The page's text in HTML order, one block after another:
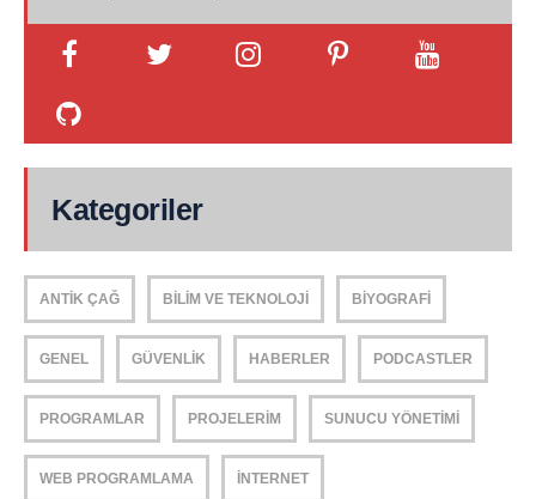
Kategoriler
ANTIK ÇAĞ BILIM VE TEKNOLOJI BIYOGRAFI
GENEL GÜVENLIK HABERLER PODCASTLER
PROGRAMLAR PROJELERIM SUNUCU YÖNETIMI
WEB PROGRAMLAMA İNTERNET